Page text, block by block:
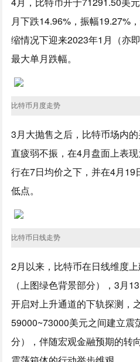
月下跌14.96%，振幅19.27%
缩情况下迎来2023年1月（亦
最大单月跌幅。
比特币月度走势
3月大抛售之后，比特币场内
直疲弱不振，在4月盘面上表
行在7日均价之下，并在4月
低点。
比特币日线走势
2月以来，比特币在日线维度
（上图绿色背景部分），3月
开启对上升通道的下轨探测，
59000~73000美元之间建立震
分），伴随宏观金融预期的转